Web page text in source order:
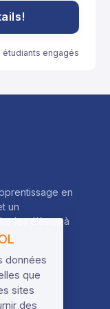
étudiants engagés
en
un
les élèves à
données
que
sites
des